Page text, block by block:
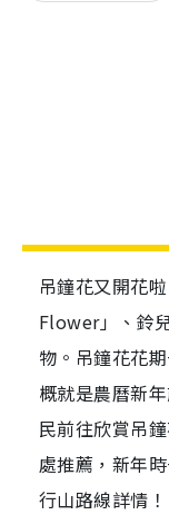
吊鐘花又開花
Flower」、鈴
物。吊鐘花花
概就是農曆新
民前往欣賞吊
處推薦，新年
行山路線詳情！